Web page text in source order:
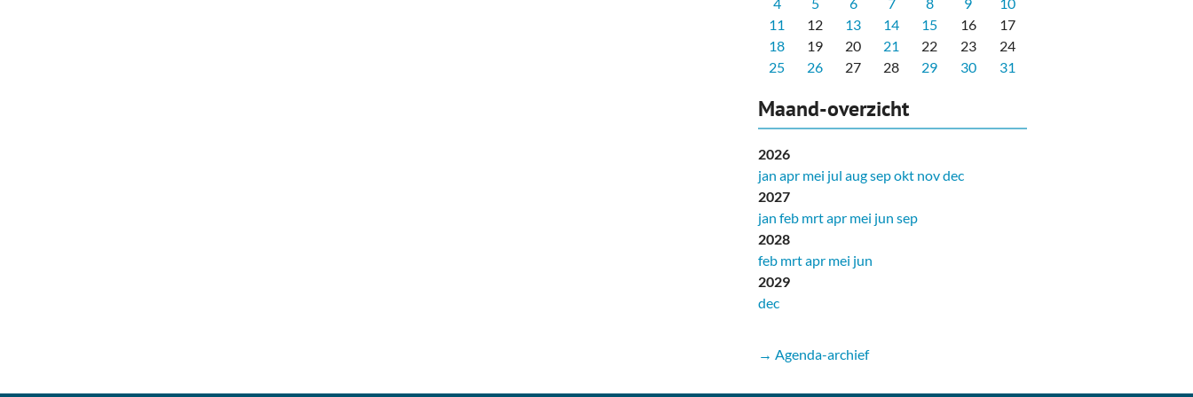
11
12 13 14 15 16
17
18
19 20 21 22 23
24
25
26 27 28 29 30 31
Maand-overzicht
2026
jan apr mei jul augsepokt novdec
2027
jan feb mrtapr mei jun sep
2028
feb mrtapr mei jun
2029
dec
→ Agenda-archief